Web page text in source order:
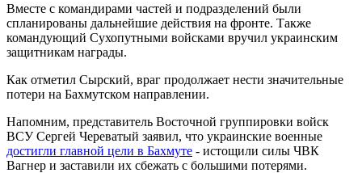
Вместе с командирами частей и подразделений были
спланированы дальнейшие действия на фронте. Также
командующий Сухопутными войсками вручил украинским
защитникам награды.
Как отметил Сырский, враг продолжает нести значительные
потери на Бахмутском направлении.
Напомним, представитель Восточной группировки войск
ВСУ Сергей Череватый заявил, что украинские военные
достигли главной цели в Бахмуте - истощили силы ЧВК
Вагнер и заставили их сбежать с большими потерями.